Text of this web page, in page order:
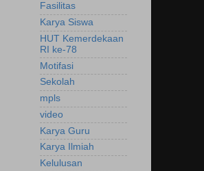
Fasilitas
Karya Siswa
HUT Kemerdekaan
RI ke-78
Motifasi
Sekolah
mpls
video
Karya Guru
Karya Ilmiah
Kelulusan